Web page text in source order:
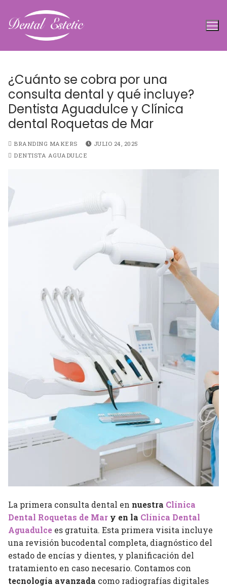
contenido
¿Cuánto se cobra por una
consulta dental y qué incluye?
Dentista Aguadulce y Clínica
dental Roquetas de Mar
BRANDING MAKERS
JULIO 24, 2025
DENTISTA AGUADULCE
La primera consulta dental en nuestra Clínica
Dental Roquetas de Mar y en la Clínica Dental
Aguadulce es gratuita. Esta primera visita incluye
una revisión bucodental completa, diagnóstico del
estado de encías y dientes, y planificación del
tratamiento en caso necesario. Contamos con
tecnología avanzada como radiografías digitales